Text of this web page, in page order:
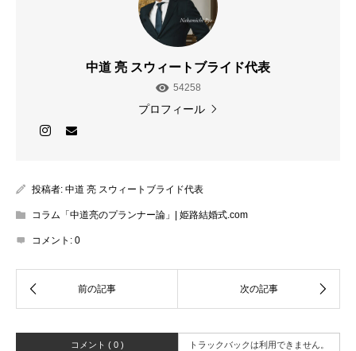
中道 亮 スウィートブライド代表
54258
プロフィール
投稿者: 中道 亮 スウィートブライド代表
コラム「中道亮のプランナー論」| 姫路結婚式.com
コメント: 0
コメント ( 0 ) トラックバックは利用できません。